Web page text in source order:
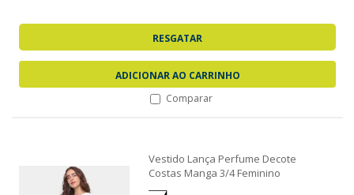
RESGATAR
ADICIONAR AO CARRINHO
Comparar
Vestido Lança Perfume Decote
Costas Manga 3/4 Feminino